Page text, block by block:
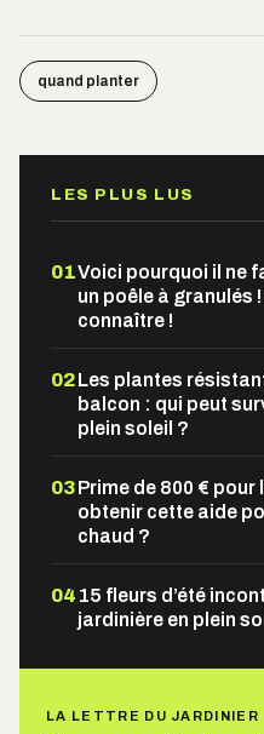
quand planter
LES PLUS LUS
01Voici pourquoi il ne
un poêle à granulés
connaître !
02Les plantes
balcon : qui peut
plein soleil ?
03Prime de 800 €
obtenir cette aide
chaud ?
04 15 fleurs d’été
jardinière en plein
LA LETTRE DU JARDINIER